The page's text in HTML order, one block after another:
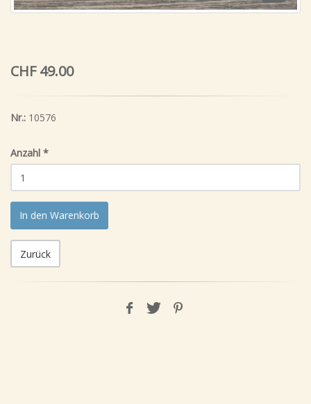
CHF 49.00
Nr.: 10576
Anzahl *
In den Warenkorb
Zurück